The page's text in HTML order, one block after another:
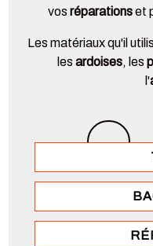
vos réparationset
Les matériaux qu'il
les ardoises, les
l'